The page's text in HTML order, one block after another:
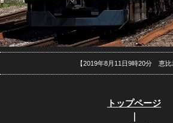
【2019年8月11日9時20分 恵比
トップページ
｜